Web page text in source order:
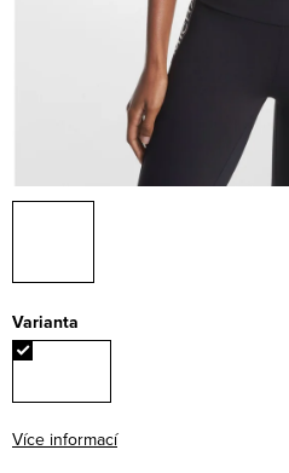
Varianta
Více informací